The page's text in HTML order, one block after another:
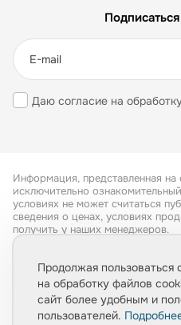
Подписаться
Даю согласие на
Информация, представленная
исключительно
условиях не может считаться
сведения о ценах, условиях
получить у наших менеджеров.
Обработка
Политика
Продолжая пользоваться
на обработку файлов
сайт более удобным и
пользователей.